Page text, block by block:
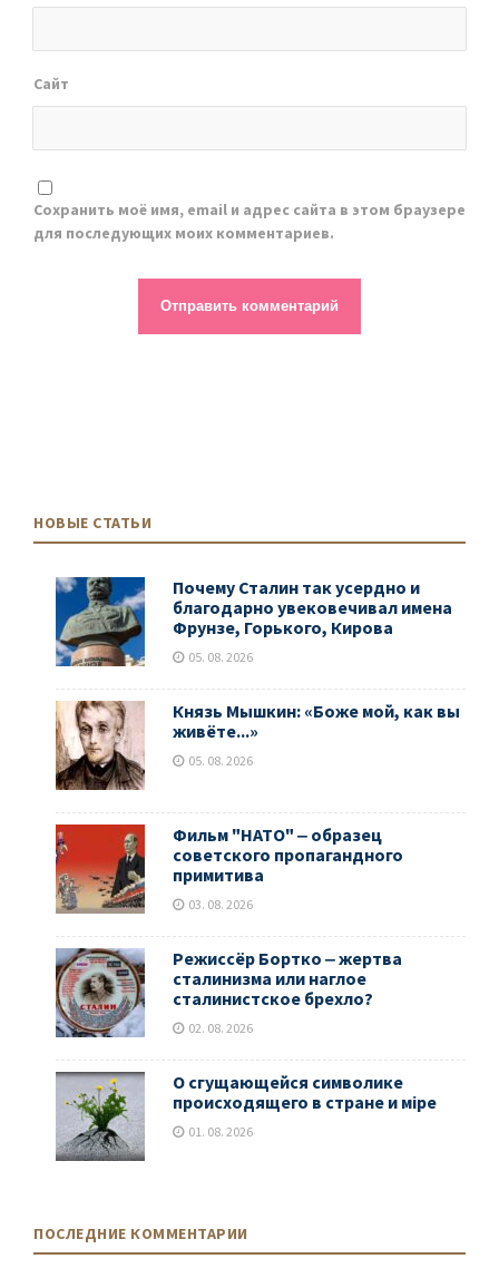
Сайт
Сохранить моё имя, email и адрес сайта в этом браузере
для последующих моих комментариев.
НОВЫЕ СТАТЬИ
Почему Сталин так усердно и
благодарно увековечивал имена
Фрунзе, Горького, Кирова
05. 08. 2026
Князь Мышкин: «Боже мой, как вы
живёте...»
05. 08. 2026
Фильм "НАТО" ‒ образец
советского пропагандного
примитива
03. 08. 2026
Режиссёр Бортко ‒ жертва
сталинизма или наглое
сталинистское брехло?
02. 08. 2026
О сгущающейся символике
происходящего в стране и мiре
01. 08. 2026
ПОСЛЕДНИЕ КОММЕНТАРИИ